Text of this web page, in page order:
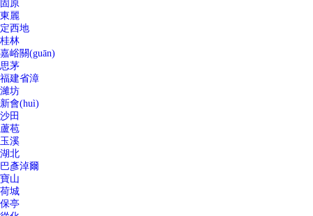
固原
東麗
定西地
桂林
嘉峪關(guān)
思茅
福建省漳
濰坊
新會(huì)
沙田
蘆苞
玉溪
湖北
巴彥淖爾
寶山
荷城
保亭